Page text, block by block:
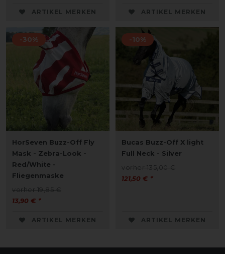
ARTIKEL MERKEN ARTIKEL MERKEN
-30%
HorSeven Buzz-Off Fly
Mask - Zebra-Look -
Red/White -
Fliegenmaske
vorher 19,85 €
13,90 € *
ARTIKEL MERKEN
-10%
Bucas Buzz-Off X light
Full Neck - Silver
vorher 135,00 €
121,50 € *
ARTIKEL MERKEN